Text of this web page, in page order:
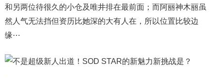
和另两位待很久的小仓及唯井排在最前面；而阿丽神木丽虽
然人气无法挡但资历比她深的大有人在，所以位置比较边
缘⋯